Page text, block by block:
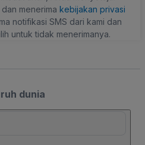
dan menerima kebijakan privasi
notifikasi SMS dari kami dan
untuk tidak menerimanya.
dunia